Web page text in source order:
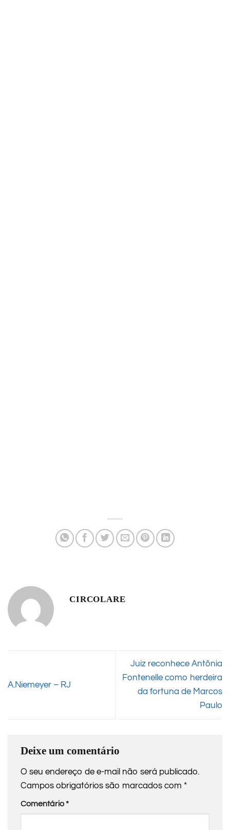
CIRCOLARE
A.Niemeyer – RJ
Juiz reconhece Antônia
Fontenelle como herdeira
da fortuna de Marcos
Paulo
Deixe um comentário
O seu endereço de e-mail não será publicado.
Campos obrigatórios são marcados com *
Comentário*